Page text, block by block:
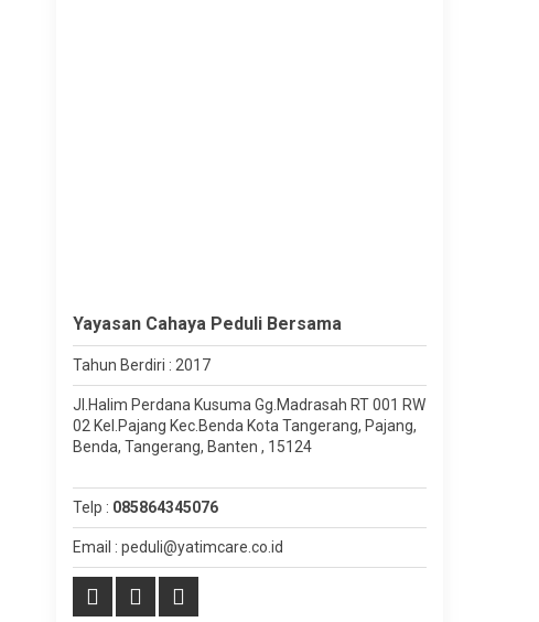
Yayasan Cahaya Peduli Bersama
Tahun Berdiri : 2017
Jl.Halim Perdana Kusuma Gg.Madrasah RT 001 RW
02 Kel.Pajang Kec.Benda Kota Tangerang, Pajang,
Benda, Tangerang, Banten , 15124
Telp : 085864345076
Email : peduli@yatimcare.co.id